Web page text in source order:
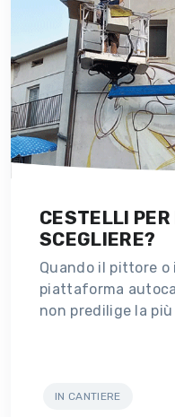
CESTELLI
SCEGLIERE?
Quando il pittore
piattaforma
non predilige la
IN CANTIERE